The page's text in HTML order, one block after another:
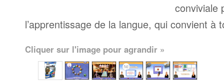
conviviale
l’apprentissage de la langue, qui convient à
Cliquer sur l'image pour agrandir »